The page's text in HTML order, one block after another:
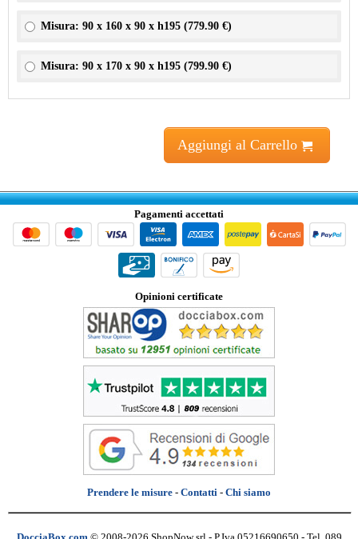
Misura: 90 x 160 x 90 x h195 (779.90 €)
Misura: 90 x 170 x 90 x h195 (799.90 €)
Aggiungi al Carrello
Pagamenti accettati
Opinioni certificate
Prendere le misure - Contatti - Chi siamo